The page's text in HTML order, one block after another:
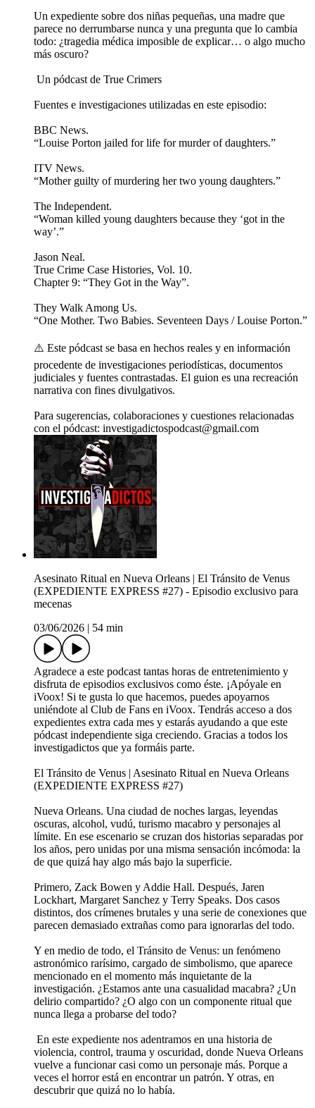
Un expediente sobre dos niñas pequeñas, una madre que
parece no derrumbarse nunca y una pregunta que lo cambia
todo: ¿tragedia médica imposible de explicar… o algo mucho
más oscuro?
️ Un pódcast de True Crimers
Fuentes e investigaciones utilizadas en este episodio:
BBC News.
“Louise Porton jailed for life for murder of daughters.”
ITV News.
“Mother guilty of murdering her two young daughters.”
The Independent.
“Woman killed young daughters because they ‘got in the
way’.”
Jason Neal.
True Crime Case Histories, Vol. 10.
Chapter 9: “They Got in the Way”.
They Walk Among Us.
“One Mother. Two Babies. Seventeen Days / Louise Porton.”
⚠️ Este pódcast se basa en hechos reales y en información
procedente de investigaciones periodísticas, documentos
judiciales y fuentes contrastadas. El guion es una recreación
narrativa con fines divulgativos.
Para sugerencias, colaboraciones y cuestiones relacionadas
con el pódcast: investigadictospodcast@gmail.com
Asesinato Ritual en Nueva Orleans | El Tránsito de Venus
(EXPEDIENTE EXPRESS #27) - Episodio exclusivo para
mecenas
03/06/2026
54 min
Agradece a este podcast tantas horas de entretenimiento y
disfruta de episodios exclusivos como éste. ¡Apóyale en
iVoox! Si te gusta lo que hacemos, puedes apoyarnos
uniéndote al Club de Fans en iVoox. Tendrás acceso a dos
expedientes extra cada mes y estarás ayudando a que este
pódcast independiente siga creciendo. Gracias a todos los
investigadictos que ya formáis parte.
El Tránsito de Venus | Asesinato Ritual en Nueva Orleans
(EXPEDIENTE EXPRESS #27)
Nueva Orleans. Una ciudad de noches largas, leyendas
oscuras, alcohol, vudú, turismo macabro y personajes al
límite. En ese escenario se cruzan dos historias separadas por
los años, pero unidas por una misma sensación incómoda: la
de que quizá hay algo más bajo la superficie.
Primero, Zack Bowen y Addie Hall. Después, Jaren
Lockhart, Margaret Sanchez y Terry Speaks. Dos casos
distintos, dos crímenes brutales y una serie de conexiones que
parecen demasiado extrañas como para ignorarlas del todo.
Y en medio de todo, el Tránsito de Venus: un fenómeno
astronómico rarísimo, cargado de simbolismo, que aparece
mencionado en el momento más inquietante de la
investigación. ¿Estamos ante una casualidad macabra? ¿Un
delirio compartido? ¿O algo con un componente ritual que
nunca llega a probarse del todo?
️ En este expediente nos adentramos en una historia de
violencia, control, trauma y oscuridad, donde Nueva Orleans
vuelve a funcionar casi como un personaje más. Porque a
veces el horror está en encontrar un patrón. Y otras, en
descubrir que quizá no lo había.